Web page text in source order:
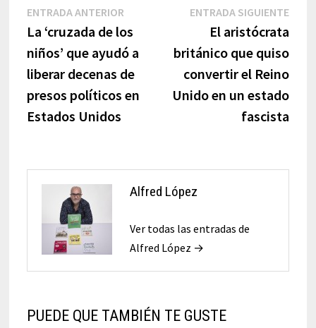
Navegación
de
entradas
ENTRADA ANTERIOREntrada
anterior:
La ‘cruzada de los
niños’ que ayudó a
liberar decenas de
presos políticos en
Estados Unidos
ENTRADA SIGUIENTE
El aristócrata
británico que quiso
convertir el Reino
Unido en un estado
fascista
Alfred López
Ver todas las entradas de
Alfred López →
PUEDE QUE TAMBIÉN TE GUSTE